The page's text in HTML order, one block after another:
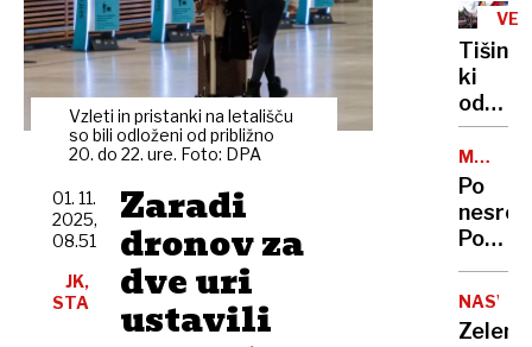
Vzleti in pristanki na letališču
so bili odloženi od približno
20. do 22. ure. Foto: DPA
Zaradi
dronov za
dve uri
ustavili
01. 11.
2025,
08.51
JK,
STA
imamo
da
nas
odrasli
Tišina,
ki
Novi
Sad
leto
po
MURSKA
SOBOTA
Po
da
NASVET
Zelena